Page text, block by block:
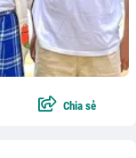
Chia sẻ